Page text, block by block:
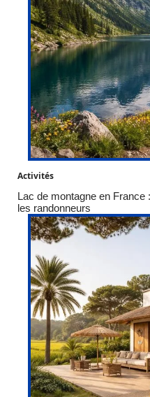
Activités
Lac de montagne en France
les randonneurs